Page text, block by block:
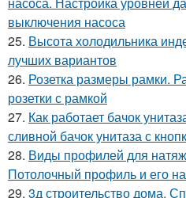
выключения насоса
25. Высота холодильника
лучших вариантов
26. Розетка размеры рамки.
розетки с рамкой
27. Как работает бачок
сливной бачок унитаза с
28. Виды профилей для
Потолочный профиль и его
29. 3д строительство дома.